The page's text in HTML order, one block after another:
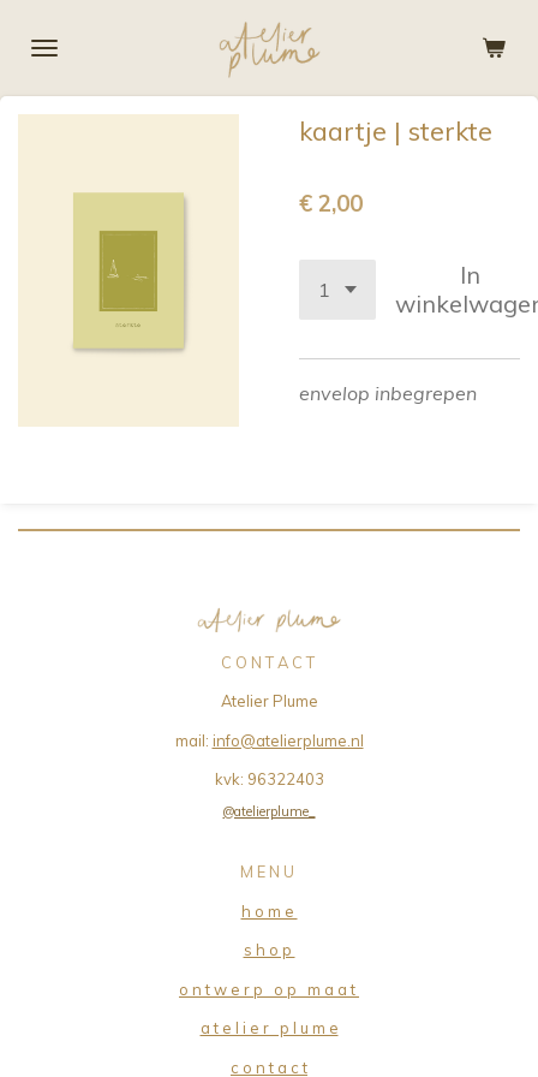
direct
de
kaartje | sterkte
€ 2,00
In
envelop inbegrepen
C O N T A C T
Atelier Plume
mail: info@atelierplume.nl
kvk: 96322403
@atelierplume_
M E N U
h o m e
s h o p
o n t w e r p o p m a a t
a t e l i e r p l u m e
c o n t a c t